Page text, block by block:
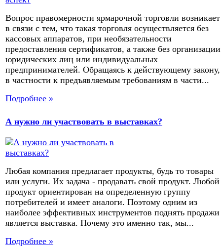
Вопрос правомерности ярмарочной торговли возникает
в связи с тем, что такая торговля осуществляется без
кассовых аппаратов, при необязательности
предоставления сертификатов, а также без организации
юридических лиц или индивидуальных
предпринимателей. Обращаясь к действующему закону,
в частности к предъявляемым требованиям в части...
Подробнее »
А нужно ли участвовать в выставках?
Любая компания предлагает продукты, будь то товары
или услуги. Их задача - продавать свой продукт. Любой
продукт ориентирован на определенную группу
потребителей и имеет аналоги. Поэтому одним из
наиболее эффективных инструментов поднять продажи
является выставка. Почему это именно так, мы...
Подробнее »